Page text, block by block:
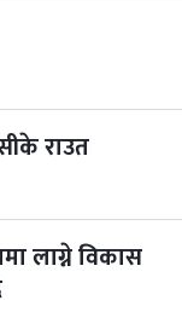
राउत
लाग्ने विकास